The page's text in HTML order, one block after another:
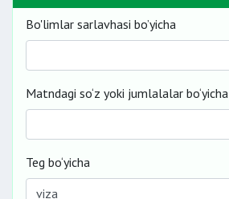
Bo'limlar sarlavhasi bo’yicha
Matndagi so‘z yoki jumlalalar bo‘yicha
Teg bo‘yicha